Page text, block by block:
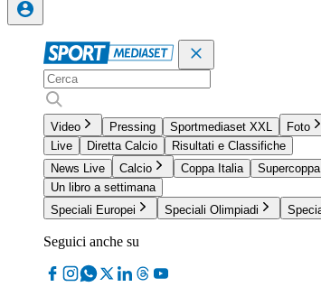
Video Pressing Sportmediaset XXL
Foto
Live
Diretta Calcio
Risultati e Classifiche
News Live
Calcio Coppa Italia
Un libro a settimana
Speciali Europei
Speciali Olimpiadi
Seguici anche su